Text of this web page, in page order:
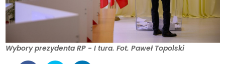
Wybory prezydenta RP - I tura. Fot. Paweł Topolski